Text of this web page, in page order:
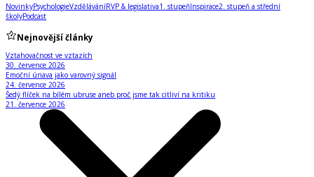
NovinkyPsychologieVzděláváníRVP & legislativa1. stupeňInspirace2. stupeň a střední
školyPodcast
Nejnovější články
Vztahovačnost ve vztazích
30. července 2026
Emoční únava jako varovný signál
24. července 2026
Šedý flíček na bílém ubruse aneb proč jsme tak citliví na kritiku
21. července 2026